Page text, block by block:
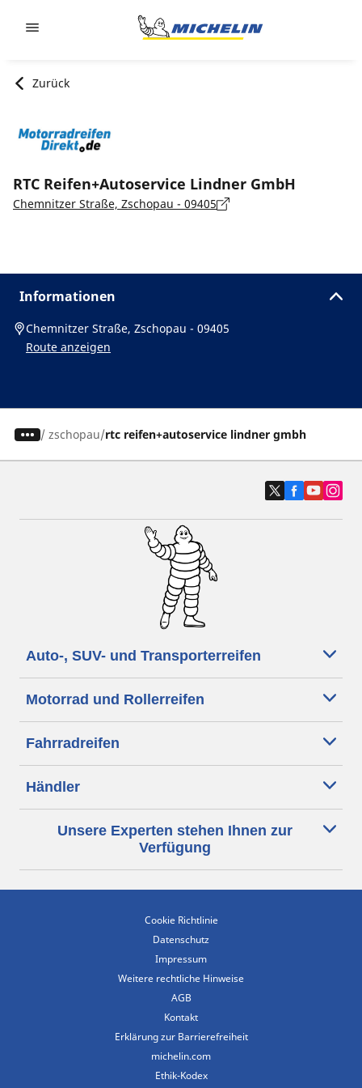
Zurück
RTC Reifen+Autoservice Lindner GmbH
Chemnitzer Straße, Zschopau - 09405
Informationen
Chemnitzer Straße, Zschopau - 09405
Route anzeigen
/ zschopau rtc reifen+autoservice lindner gmbh
Auto-, SUV- und Transporterreifen
Motorrad und Rollerreifen
Fahrradreifen
Händler
Unsere Experten stehen Ihnen zur
Verfügung
Cookie Richtlinie
Datenschutz
Impressum
Weitere rechtliche Hinweise
AGB
Kontakt
Erklärung zur Barrierefreiheit
michelin.com
Ethik-Kodex